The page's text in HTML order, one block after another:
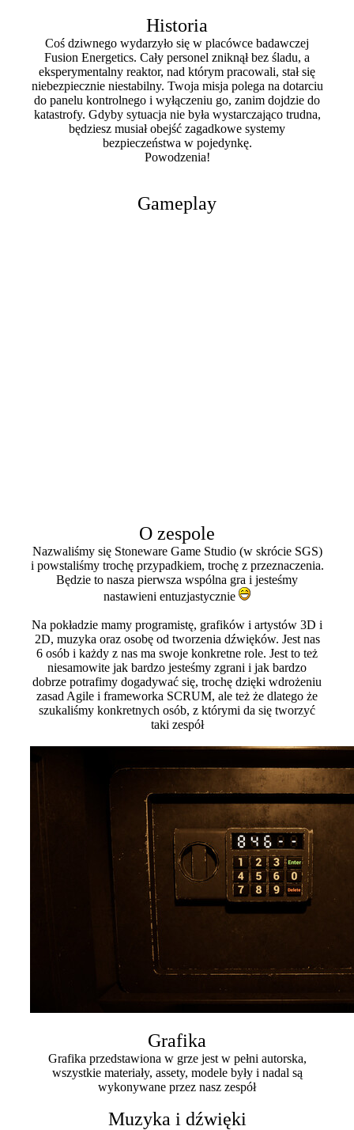
Historia
Coś dziwnego wydarzyło się w placówce badawczej
Fusion Energetics. Cały personel zniknął bez śladu, a
eksperymentalny reaktor, nad którym pracowali, stał się
niebezpiecznie niestabilny. Twoja misja polega na dotarciu
do panelu kontrolnego i wyłączeniu go, zanim dojdzie do
katastrofy. Gdyby sytuacja nie była wystarczająco trudna,
będziesz musiał obejść zagadkowe systemy
bezpieczeństwa w pojedynkę.
Powodzenia!
Gameplay
O zespole
Nazwaliśmy się Stoneware Game Studio (w skrócie SGS)
i powstaliśmy trochę przypadkiem, trochę z przeznaczenia.
Będzie to nasza pierwsza wspólna gra i jesteśmy
nastawieni entuzjastycznie
Na pokładzie mamy programistę, grafików i artystów 3D i
2D, muzyka oraz osobę od tworzenia dźwięków. Jest nas
6 osób i każdy z nas ma swoje konkretne role. Jest to też
niesamowite jak bardzo jesteśmy zgrani i jak bardzo
dobrze potrafimy dogadywać się, trochę dzięki wdrożeniu
zasad Agile i frameworka SCRUM, ale też że dlatego że
szukaliśmy konkretnych osób, z którymi da się tworzyć
taki zespół
Grafika
Grafika przedstawiona w grze jest w pełni autorska,
wszystkie materiały, assety, modele były i nadal są
wykonywane przez nasz zespół
Muzyka i dźwięki